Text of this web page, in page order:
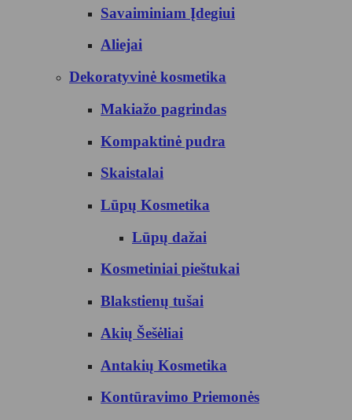
Savaiminiam Įdegiui
Aliejai
Dekoratyvinė kosmetika
Makiažo pagrindas
Kompaktinė pudra
Skaistalai
Lūpų Kosmetika
Lūpų dažai
Kosmetiniai pieštukai
Blakstienų tušai
Akių Šešėliai
Antakių Kosmetika
Kontūravimo Priemonės